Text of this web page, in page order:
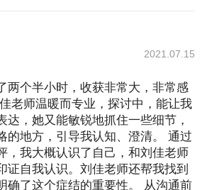
2021.07.15
两个半小时，收获非常大，非常感
老师温暖而专业，探讨中，能让我
达，她又能敏锐地抓住一些细节，
的地方，引导我认知、澄清。 通过
，我大概认识了自己，和刘佳老师
证自我认识。刘佳老师还帮我找到
确了这个症结的重要性。 从沟通前